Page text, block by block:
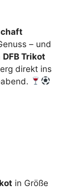
– und
DFB Trikot
direkt ins
in Größe